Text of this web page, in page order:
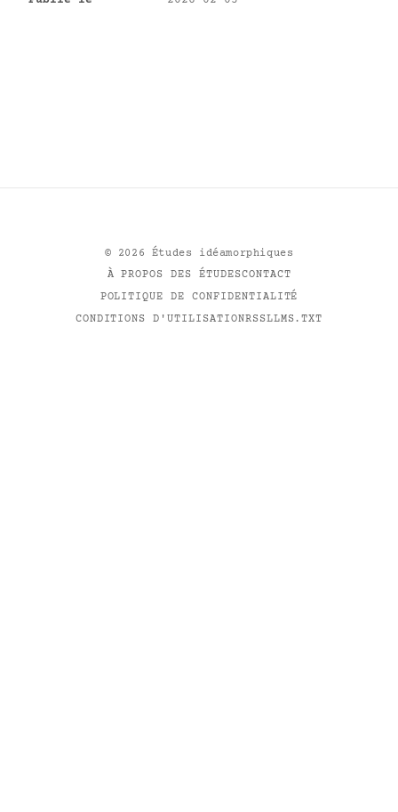
© 2026 Études idéamorphiques
À PROPOS DES ÉTUDESCONTACT
POLITIQUE DE CONFIDENTIALITÉ
CONDITIONS D'UTILISATIONRSSLLMS.TXT